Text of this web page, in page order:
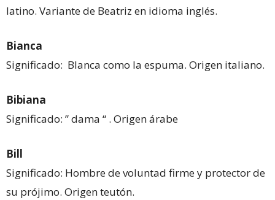
latino. Variante de Beatriz en idioma inglés.
Bianca
Significado: Blanca como la espuma. Origen italiano.
Bibiana
Significado: ” dama “ . Origen árabe
Bill
Significado: Hombre de voluntad firme y protector de
su prójimo. Origen teutón.